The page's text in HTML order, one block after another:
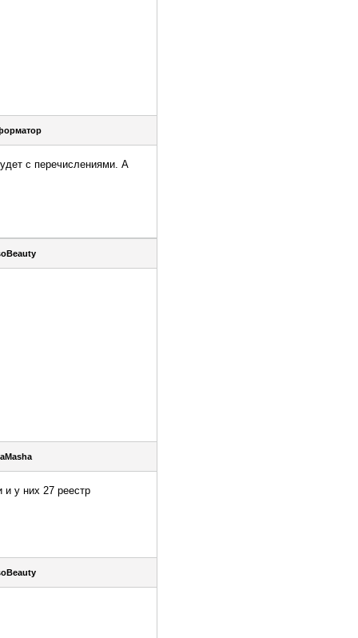
с перечислениями. А
и у них 27 реестр